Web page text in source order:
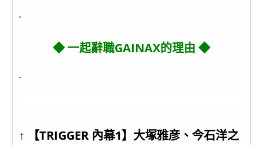
.
◆ 一起辭職GAINAX的理由 ◆
.
↑ 【TRIGGER 內幕1】大塚雅彦、今石洋之